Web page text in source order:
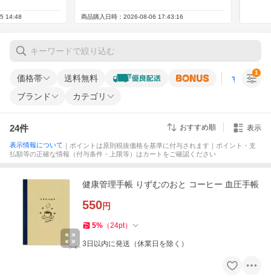
価格帯 送料無料 すべての条
ブランド カテゴリ
1
24件 おすすめ順 表示
表示情報について ｜ポイントは原則税抜価格を基準に付与されます｜ポイント・支
払額等の正確な情報（付与条件・上限等）はカートをご確認ください
健康管理手帳 りずむのおと コーヒー 血圧手帳
550円
5% （24pt）
3日以内に発送（休業日を除く）